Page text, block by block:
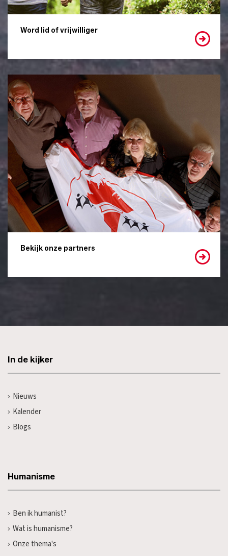
Word lid of vrijwilliger
Bekijk onze partners
In de kijker
Nieuws
Kalender
Blogs
Humanisme
Ben ik humanist?
Wat is humanisme?
Onze thema's